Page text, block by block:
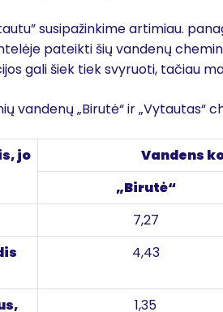
susipažinkime artimiau.
pateikti šių vandenų
gali šiek tiek svyruoti, tačiau
vandenų „Birutė“ ir „Vytautas“
jo
Vandens
„Birutė“
7,27
4,43
1,35